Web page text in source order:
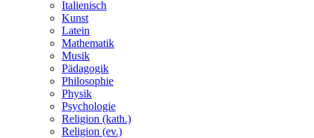
Italienisch
Kunst
Latein
Mathematik
Musik
Pädagogik
Philosophie
Physik
Psychologie
Religion (kath.)
Religion (ev.)